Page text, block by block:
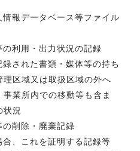
報データベース等ファイル
利用・出力状況の記録
された書類・媒体等の持ち
区域又は取扱区域の外へ
業所内での移動等も含ま
状況
削除・廃棄記録
、これを証明する記録等